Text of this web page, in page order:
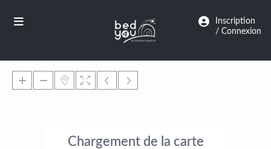
Inscription
/ Connexion
Chargement de la carte